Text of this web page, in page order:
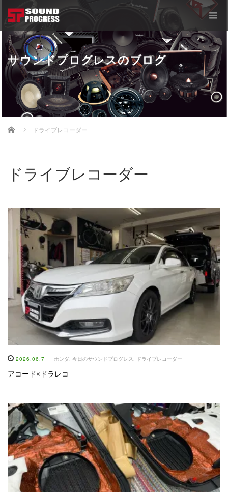
サウンドプログレスのブログ
Home ドライブレコーダー
ドライブレコーダー
2026.06.7 ホンダ 今日のサウンドプログレス ドライブレコーダー
アコード×ドラレコ